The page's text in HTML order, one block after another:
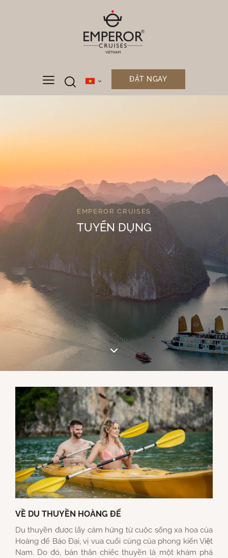
ĐẶT NGAY
EMPEROR CRUISES
TUYỂN DỤNG
VỀ DU THUYỀN HOÀNG ĐẾ
Du thuyền được lấy cảm hứng từ cuộc sống xa hoa của
Hoàng đế Bảo Đại, vị vua cuối cùng của phong kiến Việt
Nam. Do đó, bản thân chiếc thuyền là một khám phá